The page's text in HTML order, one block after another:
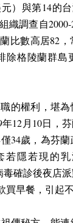
）與第14的
織調查自
比數高居82
除格陵蘭群島
的權利，堪
年12月 10日，
34歲，為芬
隱若現的
確診後夜店
早餐，引起不